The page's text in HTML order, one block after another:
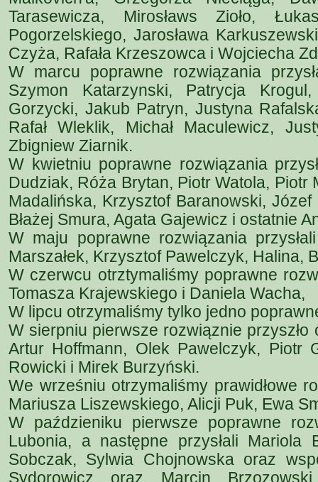
Tarasewicza, Mirosławs Zioło,
Pogorzelskiego, Jarosława
Czyża, Rafała Krzeszowca i Wojciecha
W marcu poprawne rozwiązania
Szymon Katarzynski, Patrycja Krogul,
Gorzycki, Jakub Patryn, Justyna
Rafał Wleklik, Michał Maculewicz,
Zbigniew Ziarnik.
W kwietniu poprawne rozwiązania
Dudziak, Róża Brytan, Piotr Watola, Piotr
Madalińska, Krzysztof Baranowski,
Błażej Smura, Agata Gajewicz i ostatnie
W maju poprawne rozwiązania
Marszałek, Krzysztof Pawelczyk, Halina,
W czerwcu otrztymaliśmy poprawne
Tomasza Krajewskiego i Daniela Wacha,
W lipcu otrzymaliśmy tylko jedno
W sierpniu pierwsze rozwiąznie
Artur Hoffmann, Olek Pawelczyk, Piotr
Rowicki i Mirek Burzyński.
We wrześniu otrzymaliśmy prawidłowe
Mariusza Liszewskiego, Alicji Puk, Ewa
W paździeniku pierwsze poprawne
Lubonia, a następne przysłali Mariola
Sobczak, Sylwia Chojnowska oraz
Sydorowicz oraz Marcin